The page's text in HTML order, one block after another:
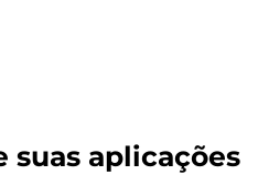
suas aplicações